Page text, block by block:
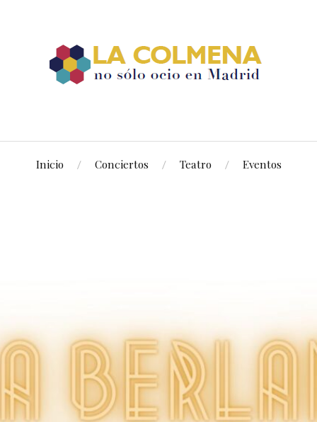
Inicio Conciertos Teatro Eventos